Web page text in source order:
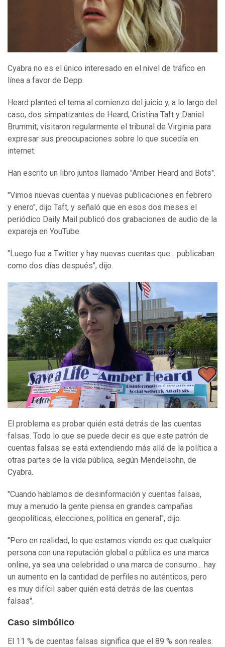
Cyabra no es el único interesado en el nivel de tráfico en
línea a favor de Depp.
Heard planteó el tema al comienzo del juicio y, a lo largo del
caso, dos simpatizantes de Heard, Cristina Taft y Daniel
Brummit, visitaron regularmente el tribunal de Virginia para
expresar sus preocupaciones sobre lo que sucedía en
internet.
Han escrito un libro juntos llamado "Amber Heard and Bots".
"Vimos nuevas cuentas y nuevas publicaciones en febrero
y enero", dijo Taft, y señaló que en esos dos meses el
periódico Daily Mail publicó dos grabaciones de audio de la
expareja en YouTube.
"Luego fue a Twitter y hay nuevas cuentas que... publicaban
como dos días después", dijo.
El problema es probar quién está detrás de las cuentas
falsas. Todo lo que se puede decir es que este patrón de
cuentas falsas se está extendiendo más allá de la política a
otras partes de la vida pública, según Mendelsohn, de
Cyabra.
"Cuando hablamos de desinformación y cuentas falsas,
muy a menudo la gente piensa en grandes campañas
geopolíticas, elecciones, política en general", dijo.
"Pero en realidad, lo que estamos viendo es que cualquier
persona con una reputación global o pública es una marca
online, ya sea una celebridad o una marca de consumo... hay
un aumento en la cantidad de perfiles no auténticos, pero
es muy difícil saber quién está detrás de las cuentas
falsas".
Caso simbólico
El 11 % de cuentas falsas significa que el 89 % son reales.